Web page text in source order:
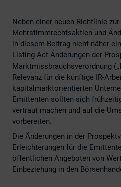
Neben einer neuen Richtlinie
Mehrstimmrechtsaktien und
in diesem Beitrag nicht näher
Listing Act Änderungen der
Marktmissbrauchsverordnung (
Relevanz für die künftige IR-
kapitalmarktorientierten
Emittenten sollten sich
vertraut machen und auf die
vorbereiten.
Die Änderungen in der
Erleichterungen für die
öffentlichen Angeboten von
Einbeziehung in den